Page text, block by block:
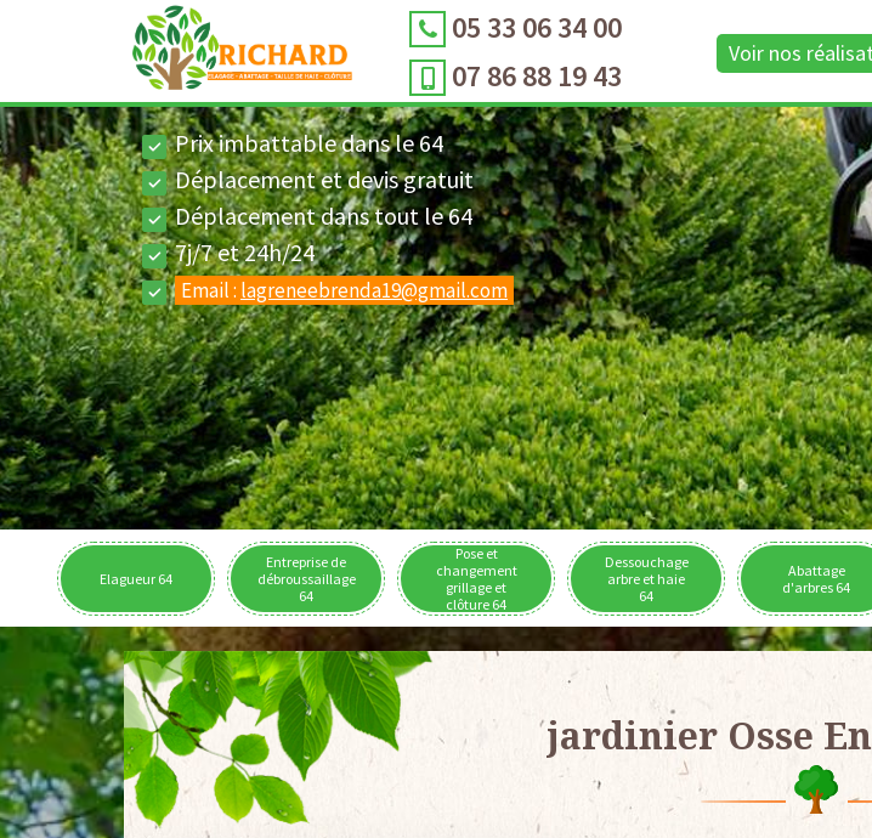
05 33 06 34 00
07 86 88 19 43
Voir nos
Prix imbattable dans le 64
Déplacement et devis gratuit
Déplacement dans tout le 64
7j/7 et 24h/24
Email : lagreneebrenda19@gmail.com
Elagueur 64
Entreprise de
débroussaillage
64
Pose et
changement
grillage et
clôture 64
Dessouchage
arbre et haie
64
Abattage
d'arbres 64
jardinier Osse